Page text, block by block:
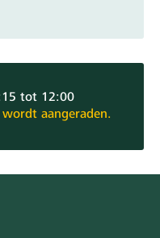
tot 12:00
wordt aangeraden.